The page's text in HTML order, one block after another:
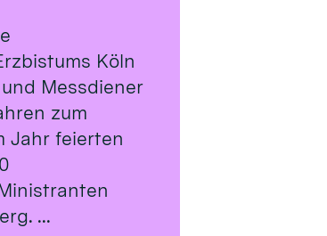
Köln
Messdiener
zum
Jahr feierten
...